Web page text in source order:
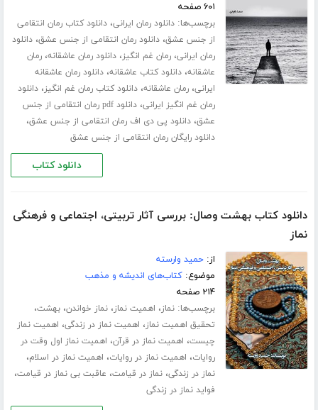
۶۰۱ صفحه
برچسب‌ها:دانلود رمان ایرانی،دانلود کتاب رمان انتقامی
از جنس عشق،دانلود رمان انتقامی از جنس عشق،دانلود
رمان ایرانی،رمان غم انگیز،دانلود رمان عاشقانه،رمان
عاشقانه،دانلود کتاب عاشقانه،دانلود رمان عاشقانه
ایرانی،رمان عاشقانه،دانلود کتاب رمان غم انگیز،دانلود
رمان غم انگیز ایرانی،
دانلود pdf رمان انتقامی از جنس
عشق،دانلود پی دی اف رمان انتقامی از جنس عشق،
دانلود رایگان رمان انتقامی از جنس عشق
دانلود کتاب
دانلود کتاب بهشت وصال: بررسی آثار تربیتی، اجتماعی و فرهنگی
نماز
از:حمید وارسته
موضوع:کتاب‌های اندیشه و مذهب
۲۱۴ صفحه
برچسب‌ها:نماز، اهمیت نماز،نماز خواندن،بهشت،
تحقیق اهمیت نماز، اهمیت نماز در زندگی، اهمیت نماز
چیست، اهمیت نماز در قرآن، اهمیت نماز اول وقت در
روایات، اهمیت نماز در روایات، اهمیت نماز در اسلام،
نماز در زندگی،نماز در قیامت، عاقبت بی نماز در قیامت،
فواید نماز در زندگی